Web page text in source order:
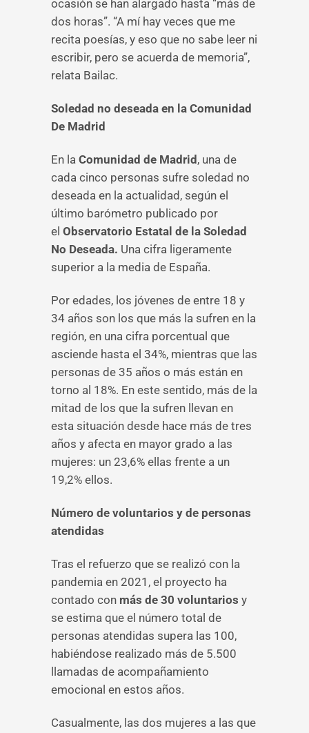
ocasión se han alargado hasta “más de
dos horas”. “A mí hay veces que me
recita poesías, y eso que no sabe leer ni
escribir, pero se acuerda de memoria”,
relata Bailac.
Soledad no deseada en la Comunidad
De Madrid
En la Comunidad de Madrid , una de
cada cinco personas sufre soledad no
deseada en la actualidad, según el
último barómetro publicado por
el Observatorio Estatal de la Soledad
No Deseada. Una cifra ligeramente
superior a la media de España.
Por edades, los jóvenes de entre 18 y
34 años son los que más la sufren en la
región, en una cifra porcentual que
asciende hasta el 34%, mientras que las
personas de 35 años o más están en
torno al 18%. En este sentido, más de la
mitad de los que la sufren llevan en
esta situación desde hace más de tres
años y afecta en mayor grado a las
mujeres: un 23,6% ellas frente a un
19,2% ellos.
Número de voluntarios y de personas
atendidas
Tras el refuerzo que se realizó con la
pandemia en 2021, el proyecto ha
contado con más de 30 voluntarios y
se estima que el número total de
personas atendidas supera las 100,
habiéndose realizado más de 5.500
llamadas de acompañamiento
emocional en estos años.
Casualmente, las dos mujeres a las que